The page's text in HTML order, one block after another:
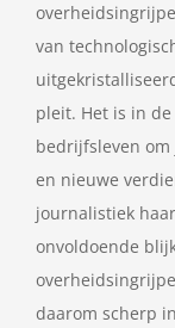
van
pleit. Het is in
bedrijfsleven
en nieuwe
journalistiek
onvoldoende
daarom scherp